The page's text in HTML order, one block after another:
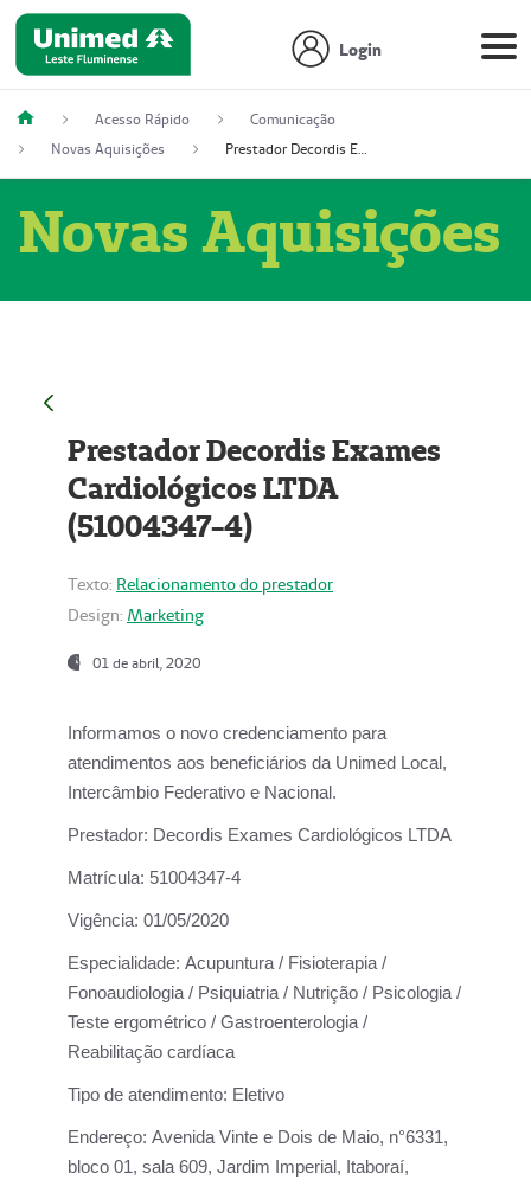
Login
Acesso Rápido
Comunicação
Novas Aquisições
Prestador Decordis Exames Cardiológicos LTDA (51004347-4)
Novas Aquisições
Prestador Decordis Exames
Cardiológicos LTDA
(51004347-4)
Texto: Relacionamento do prestador
Design: Marketing
01 de abril, 2020
Informamos o novo credenciamento para
atendimentos aos beneficiários da Unimed Local,
Intercâmbio Federativo e Nacional.
Prestador: Decordis Exames Cardiológicos LTDA
Matrícula: 51004347-4
Vigência: 01/05/2020
Especialidade: Acupuntura / Fisioterapia /
Fonoaudiologia / Psiquiatria / Nutrição / Psicologia /
Teste ergométrico / Gastroenterologia /
Reabilitação cardíaca
Tipo de atendimento: Eletivo
Endereço: Avenida Vinte e Dois de Maio, n°6331,
bloco 01, sala 609, Jardim Imperial, Itaboraí,